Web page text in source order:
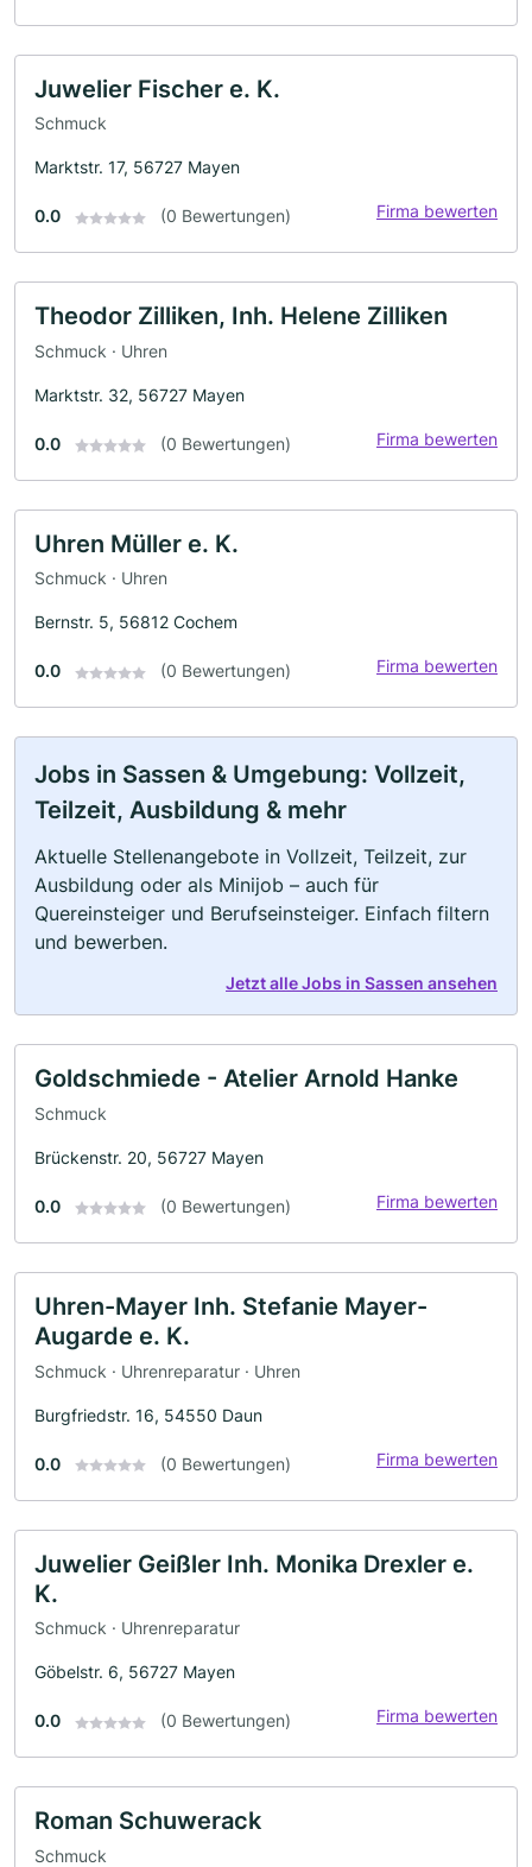
Juwelier Fischer e. K.
Schmuck
Marktstr. 17, 56727 Mayen
0.0 (0 Bewertungen) Firma bewerten
Theodor Zilliken, Inh. Helene Zilliken
Schmuck · Uhren
Marktstr. 32, 56727 Mayen
0.0 (0 Bewertungen) Firma bewerten
Uhren Müller e. K.
Schmuck · Uhren
Bernstr. 5, 56812 Cochem
0.0 (0 Bewertungen) Firma bewerten
Jobs in Sassen & Umgebung: Vollzeit,
Teilzeit, Ausbildung & mehr
Aktuelle Stellenangebote in Vollzeit, Teilzeit, zur
Ausbildung oder als Minijob – auch für
Quereinsteiger und Berufseinsteiger. Einfach filtern
und bewerben.
Jetzt alle Jobs in Sassen ansehen
Goldschmiede - Atelier Arnold Hanke
Schmuck
Brückenstr. 20, 56727 Mayen
0.0 (0 Bewertungen) Firma bewerten
Uhren-Mayer Inh. Stefanie Mayer-
Augarde e. K.
Schmuck · Uhrenreparatur · Uhren
Burgfriedstr. 16, 54550 Daun
0.0 (0 Bewertungen) Firma bewerten
Juwelier Geißler Inh. Monika Drexler e.
K.
Schmuck · Uhrenreparatur
Göbelstr. 6, 56727 Mayen
0.0 (0 Bewertungen) Firma bewerten
Roman Schuwerack
Schmuck